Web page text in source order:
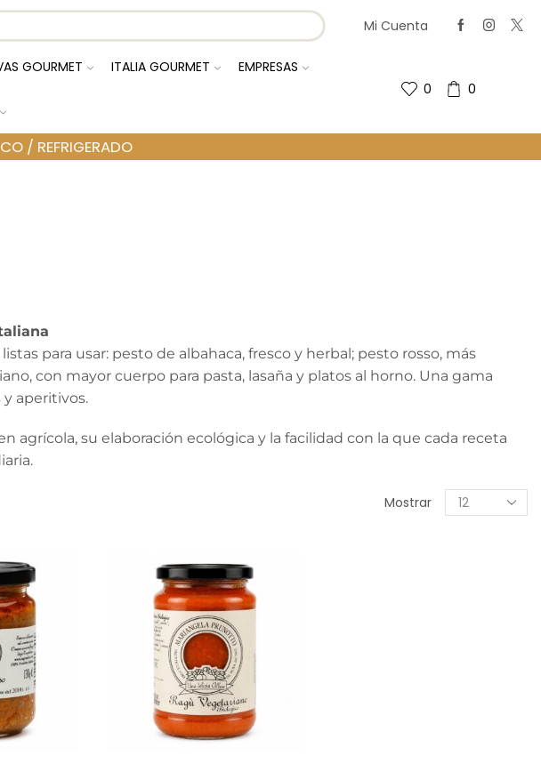
Mi Cuenta
GOURMET ITALIA GOURMET EMPRESAS
0 0
/ REFRIGERADO
para usar: pesto de albahaca, fresco y herbal; pesto rosso, más
con mayor cuerpo para pasta, lasaña y platos al horno. Una gama
y aperitivos.
agrícola, su elaboración ecológica y la facilidad con la que cada receta
Mostrar